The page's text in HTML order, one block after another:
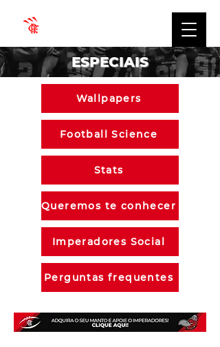
ESPECIAIS
Wallpapers
Football Science
Stats
Queremos te conhecer
Imperadores Social
Perguntas frequentes